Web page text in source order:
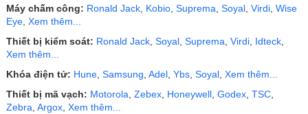
Máy chấm công: Ronald Jack, Kobio, Suprema, Soyal, Virdi, Wise
Eye, Xem thêm...
Thiết bị kiểm soát: Ronald Jack, Soyal, Suprema, Virdi, Idteck,
Xem thêm...
Khóa điện tử: Hune, Samsung, Adel, Ybs, Soyal, Xem thêm...
Thiết bị mã vạch: Motorola, Zebex, Honeywell, Godex, TSC,
Zebra, Argox, Xem thêm...